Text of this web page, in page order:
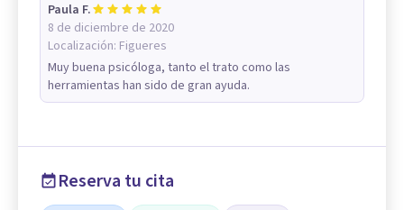
Paula F.
8 de diciembre de 2020
Localización: Figueres
Muy buena psicóloga, tanto el trato como las
herramientas han sido de gran ayuda.
Reserva tu cita